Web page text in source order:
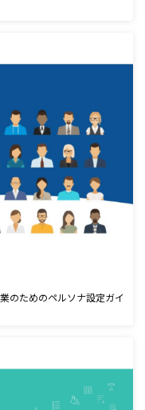
のためのペルソナ設定ガイ